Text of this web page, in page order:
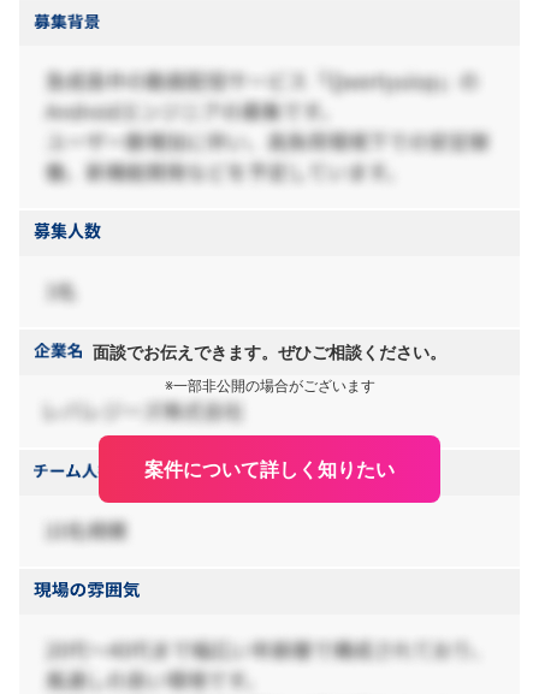
面談でお伝えできます。ぜひご相談ください。
※一部非公開の場合がございます
案件について詳しく知りたい